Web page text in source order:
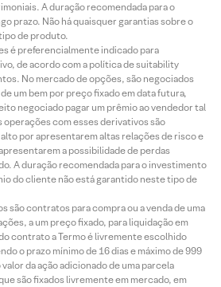
A duração recomendada para o
prazo. Não há quaisquer garantias sobre o
de produto.
é preferencialmente indicado para
de acordo com a política de suitability
No mercado de opções, são negociados
um bem por preço fixado em data futura,
negociado pagar um prêmio ao vendedor tal
operações com esses derivativos são
por apresentarem altas relações de risco e
a possibilidade de perdas
A duração recomendada para o investimento
do cliente não está garantido neste tipo de
são contratos para compra ou a venda de uma
a um preço fixado, para liquidação em
contrato a Termo é livremente escolhido
o prazo mínimo de 16 dias e máximo de 999
da ação adicionado de uma parcela
são fixados livremente em mercado, em